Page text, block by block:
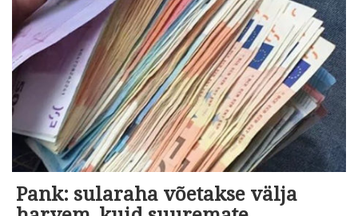
Pank: sularaha võetakse välja